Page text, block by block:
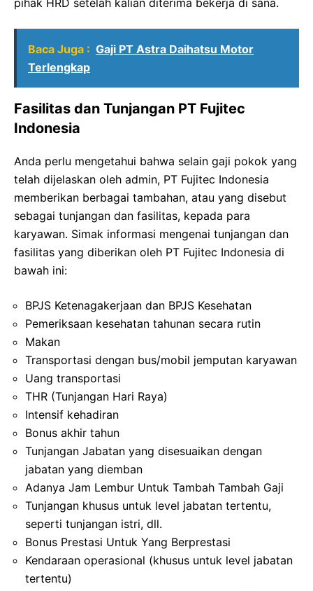
pihak HRD setelah kalian diterima bekerja di sana.
Baca Juga : Gaji PT Astra Daihatsu Motor
Terlengkap
Fasilitas dan Tunjangan PT Fujitec
Indonesia
Anda perlu mengetahui bahwa selain gaji pokok yang
telah dijelaskan oleh admin, PT Fujitec Indonesia
memberikan berbagai tambahan, atau yang disebut
sebagai tunjangan dan fasilitas, kepada para
karyawan. Simak informasi mengenai tunjangan dan
fasilitas yang diberikan oleh PT Fujitec Indonesia di
bawah ini:
BPJS Ketenagakerjaan dan BPJS Kesehatan
Pemeriksaan kesehatan tahunan secara rutin
Makan
Transportasi dengan bus/mobil jemputan karyawan
Uang transportasi
THR (Tunjangan Hari Raya)
Intensif kehadiran
Bonus akhir tahun
Tunjangan Jabatan yang disesuaikan dengan
jabatan yang diemban
Adanya Jam Lembur Untuk Tambah Tambah Gaji
Tunjangan khusus untuk level jabatan tertentu,
seperti tunjangan istri, dll.
Bonus Prestasi Untuk Yang Berprestasi
Kendaraan operasional (khusus untuk level jabatan
tertentu)